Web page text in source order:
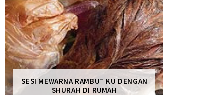
SESI MEWARNA RAMBUT KU DENGAN
SHURAH DI RUMAH